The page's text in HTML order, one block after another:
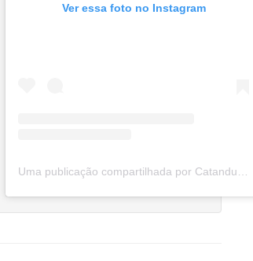
Ver essa foto no Instagram